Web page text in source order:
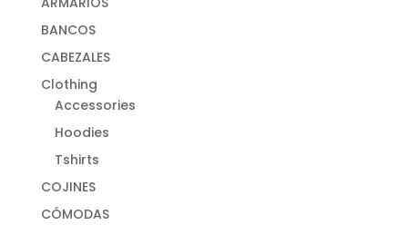
BANCOS
CABEZALES
Clothing
Accessories
Hoodies
Tshirts
COJINES
CÓMODAS